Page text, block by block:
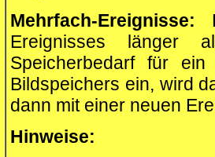
Mehrfach-Ereignisse:
Ereignisses länger
Speicherbedarf für
Bildspeichers ein, wird
dann mit einer neuen
Hinweise: